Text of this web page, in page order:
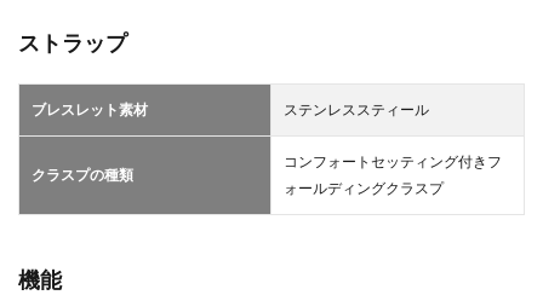
ストラップ
ブレスレット素材 ステンレススティー ル
クラスプの種類
コンフォートセッティング付きフ
ォールディングクラス プ
機能